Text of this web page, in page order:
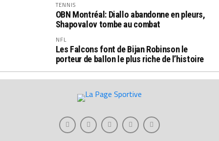
TENNIS
OBN Montréal: Diallo abandonne en pleurs,
Shapovalov tombe au combat
NFL
Les Falcons font de Bijan Robinson le
porteur de ballon le plus riche de l’histoire